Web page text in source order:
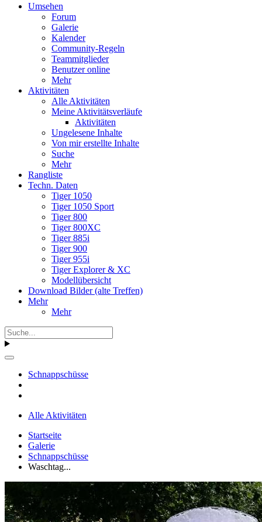
Umsehen
Forum
Galerie
Kalender
Community-Regeln
Teammitglieder
Benutzer online
Mehr
Aktivitäten
Alle Aktivitäten
Meine Aktivitätsverläufe
Aktivitäten
Ungelesene Inhalte
Von mir erstellte Inhalte
Suche
Mehr
Rangliste
Techn. Daten
Tiger 1050
Tiger 1050 Sport
Tiger 800
Tiger 800XC
Tiger 885i
Tiger 900
Tiger 955i
Tiger Explorer & XC
Modellübersicht
Download Bilder (alte Treffen)
Mehr
Mehr
Schnappschüsse
Alle Aktivitäten
Startseite
Galerie
Schnappschüsse
Waschtag...